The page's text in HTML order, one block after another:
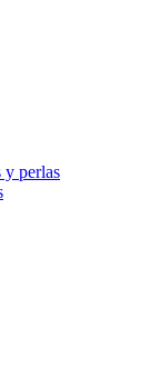
y perlas